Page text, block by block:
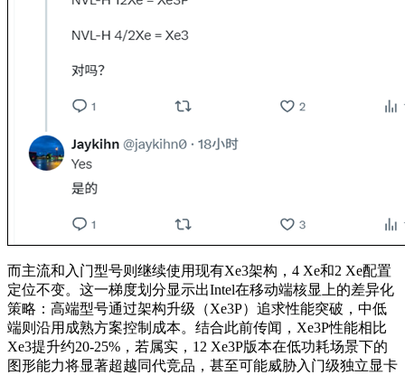
而主流和入门型号则继续使用现有Xe3架构，4 Xe和2 Xe配置
定位不变。这一梯度划分显示出Intel在移动端核显上的差异化
策略：高端型号通过架构升级（Xe3P）追求性能突破，中低
端则沿用成熟方案控制成本。结合此前传闻，Xe3P性能相比
Xe3提升约20-25%，若属实，12 Xe3P版本在低功耗场景下的
图形能力将显著超越同代竞品，甚至可能威胁入门级独立显卡